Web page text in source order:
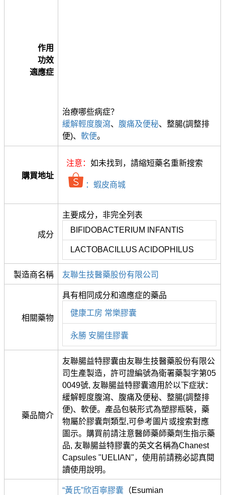
作用
功效
適應症
治療哪些病症？
緩解輕度腹瀉、 腹痛及便秘、整腸(調整排
便)、 軟便。
購買地址
注意： 如未找到，請縮短藥名重新搜索
：蝦皮商城
成分
主要成分，非完全列表
BIFIDOBACTERIUM INFANTIS
LACTOBACILLUS ACIDOPHILUS
製造商名稱 友聯生技醫藥股份有限公司
相關藥物
具有相同成分和適應症的藥品
健康工房 常樂膠囊
永勝 安腸佳膠囊
藥品簡介
友聯腸益特膠囊由友聯生技醫藥股份有限公
司生產製造，許可證編號為衛署藥製字第05
0049號, 友聯腸益特膠囊適用於以下症狀：
緩解輕度腹瀉、腹痛及便秘、整腸(調整排
便)、軟便。產品包裝形式為塑膠瓶裝，藥
物屬於膠囊劑類型,可參考圖片或搜索對應
圖示。購買前請注意醫師藥師藥劑生指示藥
品, 友聯腸益特膠囊的英文名稱為Chanest
Capsules "UELIAN"，使用前請務必認真閱
讀使用說明。
“黃氏”欣百寧膠囊 （Esumian